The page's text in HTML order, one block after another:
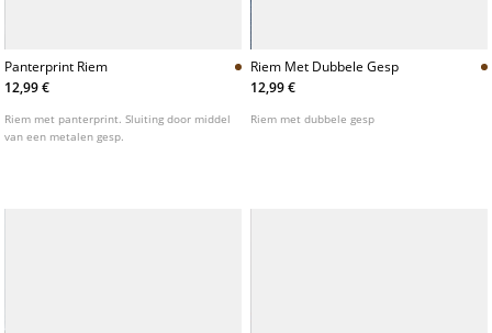
Panterprint Riem
12,99 €
Riem met panterprint. Sluiting door middel
van een metalen gesp.
Riem Met Dubbele Gesp
12,99 €
Riem met dubbele gesp